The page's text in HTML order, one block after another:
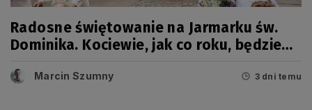
Radosne świętowanie na Jarmarku św.
Dominika. Kociewie, jak co roku, będzie
Marcin Szumny 3 dni temu